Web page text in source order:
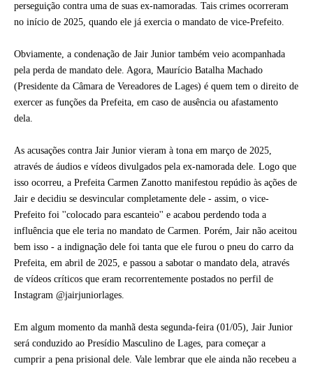
perseguição contra uma de suas ex-namoradas. Tais crimes ocorreram
no início de 2025, quando ele já exercia o mandato de vice-Prefeito.
Obviamente, a condenação de Jair Junior também veio acompanhada
pela perda de mandato dele. Agora, Maurício Batalha Machado
(Presidente da Câmara de Vereadores de Lages) é quem tem o direito de
exercer as funções da Prefeita, em caso de ausência ou afastamento
dela.
As acusações contra Jair Junior vieram à tona em março de 2025,
através de áudios e vídeos divulgados pela ex-namorada dele. Logo que
isso ocorreu, a Prefeita Carmen Zanotto manifestou repúdio às ações de
Jair e decidiu se desvincular completamente dele - assim, o vice-
Prefeito foi ''colocado para escanteio'' e acabou perdendo toda a
influência que ele teria no mandato de Carmen. Porém, Jair não aceitou
bem isso - a indignação dele foi tanta que ele furou o pneu do carro da
Prefeita, em abril de 2025, e passou a sabotar o mandato dela, através
de vídeos críticos que eram recorrentemente postados no perfil de
Instagram @jairjuniorlages.
Em algum momento da manhã desta segunda-feira (01/05), Jair Junior
será conduzido ao Presídio Masculino de Lages, para começar a
cumprir a pena prisional dele. Vale lembrar que ele ainda não recebeu a